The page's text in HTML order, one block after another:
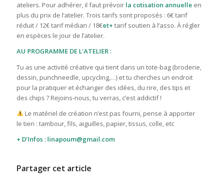
ateliers. Pour adhérer, il faut prévoir la cotisation annuelle en
plus du prix de l’atelier. Trois tarifs sont proposés : 6€ tarif
réduit / 12€ tarif médian / 18€et+ tarifsoutien à l’asso. À régler
en espèces le jour de l’atelier.
AU PROGRAMME DE L’ATELIER :
Tu as une activité créative qui tient dans un tote-bag (broderie,
dessin, punchneedle, upcycling,…) et tu cherches un endroit
pour la pratiquer et échanger des idées, du rire, des tips et
des chips ? Rejoins-nous, tu verras, c’est addictif !
Le matériel de création n’est pas fourni, pense à apporter
le tien : tambour, fils, aiguilles, papier, tissus, colle, etc
+ D’Infos : linapoum@gmail.com
Partager cet article